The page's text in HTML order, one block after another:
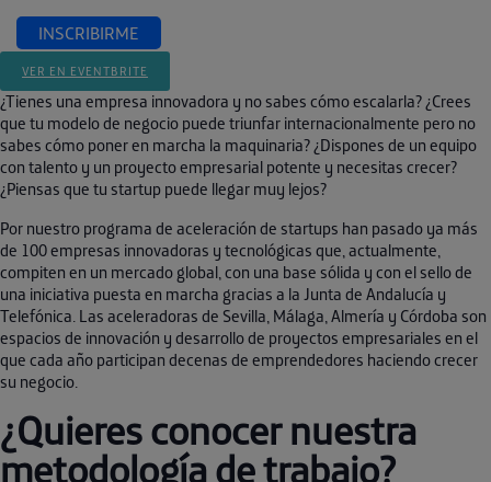
INSCRIBIRME
VER EN EVENTBRITE
¿Tienes una empresa innovadora y no sabes cómo escalarla? ¿Crees
que tu modelo de negocio puede triunfar internacionalmente pero no
sabes cómo poner en marcha la maquinaria? ¿Dispones de un equipo
con talento y un proyecto empresarial potente y necesitas crecer?
¿Piensas que tu startup puede llegar muy lejos?
Por nuestro programa de aceleración de startups han pasado ya más
de 100 empresas innovadoras y tecnológicas que, actualmente,
compiten en un mercado global, con una base sólida y con el sello de
una iniciativa puesta en marcha gracias a la Junta de Andalucía y
Telefónica. Las aceleradoras de Sevilla, Málaga, Almería y Córdoba son
espacios de innovación y desarrollo de proyectos empresariales en el
que cada año participan decenas de emprendedores haciendo crecer
su negocio.
¿Quieres conocer nuestra
metodología de trabajo?